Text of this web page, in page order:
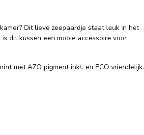
Dit lieve zeepaardje staat leuk in het
dit kussen een mooie accessoire voor
met AZO pigment inkt, en ECO vriendelijk.